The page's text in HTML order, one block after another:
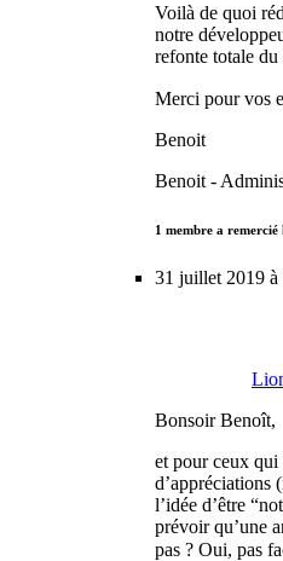
Voilà de quoi
notre
refonte totale du
Merci pour vos
Benoit
Benoit -
1 membre a
31 juillet 2019 à
Bonsoir Benoît,
et pour ceux qui
d’appréciations
l’idée d’être
prévoir qu’une
pas ? Oui, pas